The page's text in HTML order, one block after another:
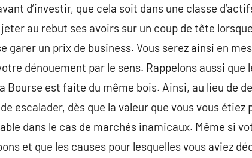
d’investir, que cela soit dans une classe
au rebut ses avoirs sur un coup de tête
garer un prix de business. Vous serez ainsi en
dénouement par le sens. Rappelons aussi que
Bourse est faite du même bois. Ainsi, au lieu de
escalader, dès que la valeur que vous vous
dans le cas de marchés inamicaux. Même si
et que les causes pour lesquelles vous aviez